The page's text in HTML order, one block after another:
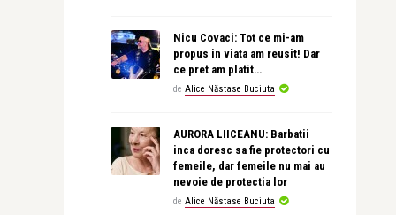
Nicu Covaci: Tot ce mi-am
propus in viata am reusit! Dar
ce pret am platit…
de Alice Năstase Buciuta
AURORA LIICEANU: Barbatii
inca doresc sa fie protectori cu
femeile, dar femeile nu mai au
nevoie de protectia lor
de Alice Năstase Buciuta